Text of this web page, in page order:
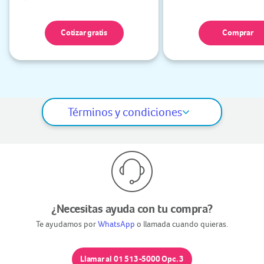
Cotizar gratis Comprar
Términos y condiciones
¿Necesitas ayuda con tu compra?
Te ayudamos porWhatsApp o llamada cuando quieras.
Llamar al 01 513-5000 Opc. 3